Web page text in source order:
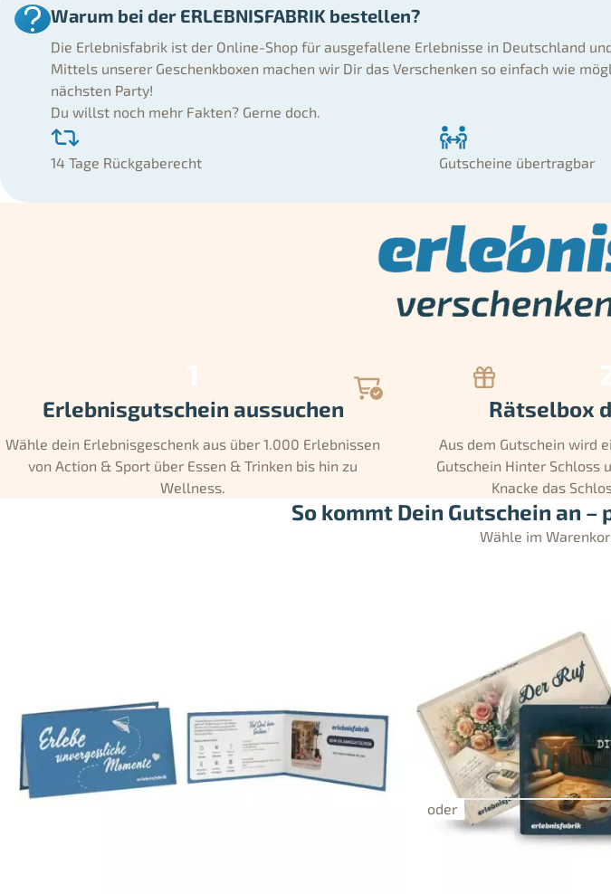
Warum bei der ERLEBNISFABRIK bestellen?
Die Erlebnisfabrik ist der Online-Shop für ausgefallene Erlebnisse in Deutschland
Mittels unserer Geschenkboxen machen wir Dir das Verschenken so einfach wie
nächsten Party!
Du willst noch mehr Fakten? Gerne doch.
14 Tage Rückgaberecht Gutscheine übertragbar
Erlebnisgutschein aussuchen
Wähle dein Erlebnisgeschenk aus über 1.000 Erlebnissen
von Action & Sport über Essen & Trinken bis hin zu
Wellness.
Rätselbox
Aus dem Gutschein wird
Gutschein Hinter Schloss
Knacke das
So kommt Dein Gutschein an
Wähle im